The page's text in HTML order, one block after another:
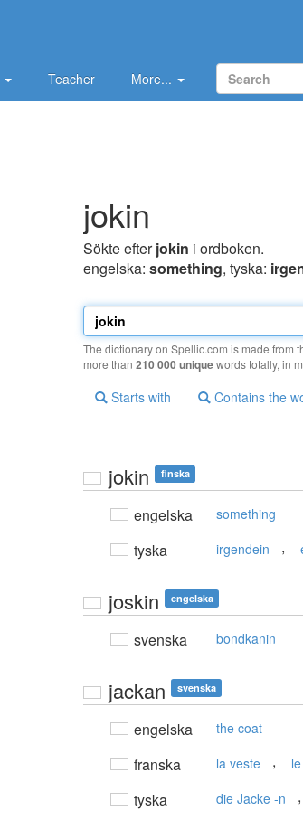
Teacher More...
jokin
Sökte efterjokin i ordboken.
engelska: something, tyska:
The dictionary on Spellic.com is made from
more than 210 000 uniquewords totally, in
Starts with Contains the
jokin finska
engelska something
tyska irgendein ,
joskin engelska
svenska bondkanin
jackan svenska
engelska the coat
franska la veste ,
tyska die Jacke -n ,